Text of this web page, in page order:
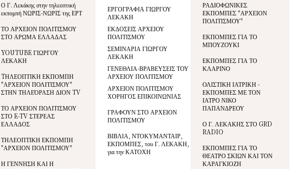
Ο Γ. Λεκάκης στην τηλεοπτική
εκπομπή ΝΩΡΙΣ-ΝΩΡΙΣ της ΕΡΤ
ΤΟ ΑΡΧΕΙΟΝ ΠΟΛΙΤΙΣΜΟΥ
ΣΤΟ ΑΡΩΜΑ ΕΛΛΑΔΑΣ
YOUTUBE ΓΙΩΡΓΟΥ
ΛΕΚΑΚΗ
TΗΛΕΟΠΤΙΚΗ ΕΚΠΟΜΠΗ
"ΑΡΧΕΙΟΝ ΠΟΛΙΤΙΣΜΟΥ"
ΣΤΗΝ ΤΗΛΕΌΡΑΣΗ ΔΙΟΝ TV
ΤΟ ΑΡΧΕΙΟΝ ΠΟΛΙΤΙΣΜΟΥ
ΣΤΟ E-TV ΣΤΕΡΕΑΣ
ΕΛΛΑΔΟΣ
ΤΗΛΕΟΠΤΙΚΗ ΕΚΠΟΜΠΗ
"ΑΡΧΕΙΟΝ ΠΟΛΙΤΙΣΜΟΥ"
Η ΓΕΝΝΗΣΗ ΚΑΙ Η
ΕΡΓΟΓΡΑΦΙΑ ΓΙΩΡΓΟΥ
ΛΕΚΑΚΗ
ΕΚΔΟΣΕΙΣ ΑΡΧΕΙΟΥ
ΠΟΛΙΤΙΣΜΟΥ
ΣΕΜΙΝΑΡΙΑ ΓΙΩΡΓΟΥ
ΛΕΚΑΚΗ
ΓΕΝΕΘΛΙΑ-ΒΡΑΒΕΥΣΕΙΣ ΤΟΥ
ΑΡΧΕΙΟΥ ΠΟΛΙΤΙΣΜΟΥ
ΑΡΧΕΙΟΝ ΠΟΛΙΤΙΣΜΟΥ
ΧΟΡΗΓΟΣ ΕΠΙΚΟΙΝΩΝΙΑΣ
ΓΡΑΦΟΥΝ ΣΤΟ ΑΡΧΕΙΟΝ
ΠΟΛΙΤΙΣΜΟΥ
ΒΙΒΛΙΑ, ΝΤΟΚΥΜΑΝΤΑΙΡ,
ΕΚΠΟΜΠΕΣ, του Γ. ΛΕΚΑΚΗ,
για την ΚΑΤΟΧΗ
ΡΑΔΙΟΦΩΝΙΚΕΣ
ΕΚΠΟΜΠΕΣ "ΑΡΧΕΙΟΝ
ΠΟΛΙΤΙΣΜΟΥ"
ΕΚΠΟΜΠΕΣ ΓΙΑ ΤΟ
ΜΠΟΥΖΟΥΚΙ
ΕΚΠΟΜΠΕΣ ΓΙΑ ΤΟ
ΚΛΑΡΙΝΟ
ΟΛΙΣΤΙΚΗ ΙΑΤΡΙΚΗ -
ΕΚΠΟΜΠΕΣ ΜΕ ΤΟΝ
ΙΑΤΡΟ ΝΙΚΟ
ΠΑΠΑΝΔΡΕΟΥ
Ο Γ. ΛΕΚΑΚΗΣ ΣΤΟ GRD
RADIO
ΕΚΠΟΜΠΕΣ ΓΙΑ ΤΟ
ΘΕΑΤΡΟ ΣΚΙΩΝ ΚΑΙ ΤΟΝ
ΚΑΡΑΓΚΙΟΖΗ